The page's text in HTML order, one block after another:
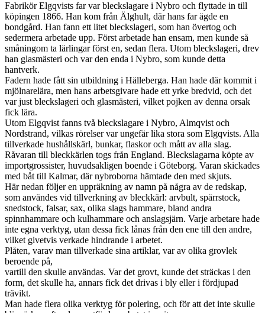
Fabrikör Elgqvists far var bleckslagare i Nybro och flyttade in till
köpingen 1866. Han kom från Älghult, där hans far ägde en
bondgård. Han fann ett litet bleckslageri, som han övertog och
sedermera arbetade upp. Först arbetade han ensam, men kunde så
småningom ta lärlingar först en, sedan flera. Utom bleckslageri, drev
han glasmästeri och var den enda i Nybro, som kunde detta
hantverk.
Fadern hade fått sin utbildning i Hälleberga. Han hade där kommit i
mjölnarelära, men hans arbetsgivare hade ett yrke bredvid, och det
var just bleckslageri och glasmästeri, vilket pojken av denna orsak
fick lära.
Utom Elgqvist fanns två bleckslagare i Nybro, Almqvist och
Nordstrand, vilkas rörelser var ungefär lika stora som Elgqvists. Alla
tillverkade hushållskärl, bunkar, flaskor och mått av alla slag.
Råvaran till bleckkärlen togs från England. Bleckslagarna köpte av
importgrossister, huvudsakligen boende i Göteborg. Varan skickades
med båt till Kalmar, där nybroborna hämtade den med skjuts.
Här nedan följer en uppräkning av namn på några av de redskap,
som användes vid tillverkning av bleckkärl: arvbult, spärrstock,
snedstock, falsar, sax, olika slags hammare, bland andra
spinnhammare och kulhammare och anslagsjärn. Varje arbetare hade
inte egna verktyg, utan dessa fick lånas från den ene till den andre,
vilket givetvis verkade hindrande i arbetet.
Plåten, varav man tillverkade sina artiklar, var av olika grovlek
beroende på,
vartill den skulle användas. Var det grovt, kunde det sträckas i den
form, det skulle ha, annars fick det drivas i bly eller i fördjupad
trävikt.
Man hade flera olika verktyg för polering, och för att det inte skulle